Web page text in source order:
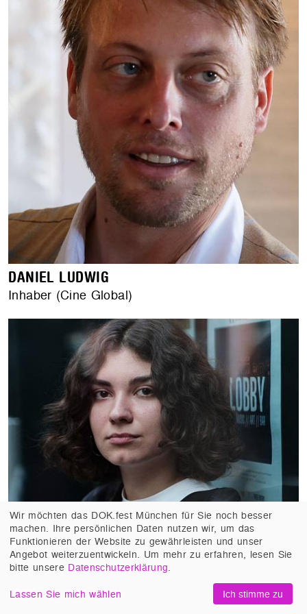
DANIEL LUDWIG
Inhaber (Cine Global)
Wir möchten das DOK.fest München für Sie noch besser
machen. Ihre persönlichen Daten nutzen wir, um das
Funktionieren der Website zu gewährleisten und unser
Angebot weiterzuentwickeln. Um mehr zu erfahren, lesen Sie
bitte unsere Datenschutzerklärung.
Lassen Sie mich wählen Ich stimme zu